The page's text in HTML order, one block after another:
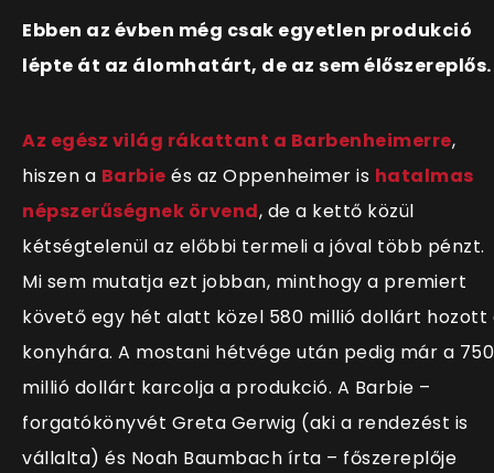
Ebben az évben még csak egyetlen produkció
lépte át az álomhatárt, de az sem élőszereplős.
Az egész világ rákattant a Barbenheimerre,
hiszen a Barbie és az Oppenheimer is hatalmas
népszerűségnek örvend, de a kettő közül
kétségtelenül az előbbi termeli a jóval több pénzt.
Mi sem mutatja ezt jobban, minthogy a premiert
követő egy hét alatt közel 580 millió dollárt hozott
konyhára. A mostani hétvége után pedig már a 750
millió dollárt karcolja a produkció. A Barbie –
forgatókönyvét Greta Gerwig (aki a rendezést is
vállalta) és Noah Baumbach írta – főszereplője